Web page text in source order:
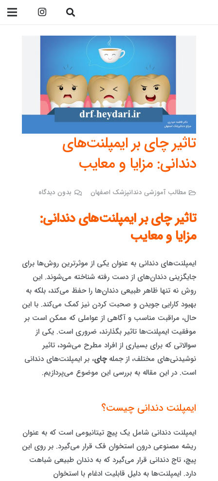
تاثیر چای بر ایمپلنت‌های
دندانی: مزایا و معایب
مطالب آموزشی دندانپزشک اصفهان بدون دیدگاه
تاثیر چای بر ایمپلنت‌های دندانی:
مزایا و معایب
ایمپلنت‌های دندانی به عنوان یکی از موثرترین روش‌ها برای
جایگزینی دندان‌های از دست رفته شناخته می‌شوند. این
روش نه تنها ظاهر طبیعی دندان‌ها را حفظ می‌کند، بلکه به
بهبود کارایی جویدن و صحبت کردن نیز کمک می‌کند. با این
حال، مراقبت مناسب و آگاهی از عواملی که ممکن است بر
موفقیت ایمپلنت‌ها تاثیر بگذارند، ضروری است. یکی از
سوالاتی که برای بسیاری از افراد مطرح می‌شود، تاثیر
نوشیدنی‌های مختلف، از جملهچای، بر ایمپلنت‌های دندانی
است. در این مقاله به بررسی این موضوع می‌پردازیم.
ایمپلنت دندانی چیست؟
ایمپلنت دندانی شامل یک پیچ تیتانیومی است که به عنوان
ریشه مصنوعی درون استخوان فک قرار می‌گیرد. بر روی این
پیچ، تاج دندانی قرار می‌گیرد که به دندان طبیعی شباهت
دارد. ایمپلنت‌ها به دلیل قابلیت ادغام با استخوان